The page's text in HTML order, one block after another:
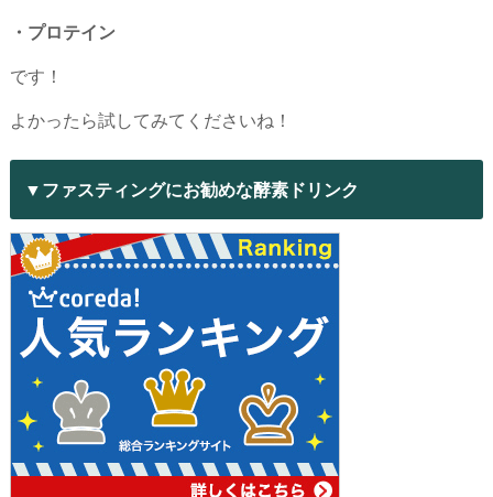
・プロテイン
です！
よかったら試してみてくださいね！
▼ファスティングにお勧めな酵素ドリンク